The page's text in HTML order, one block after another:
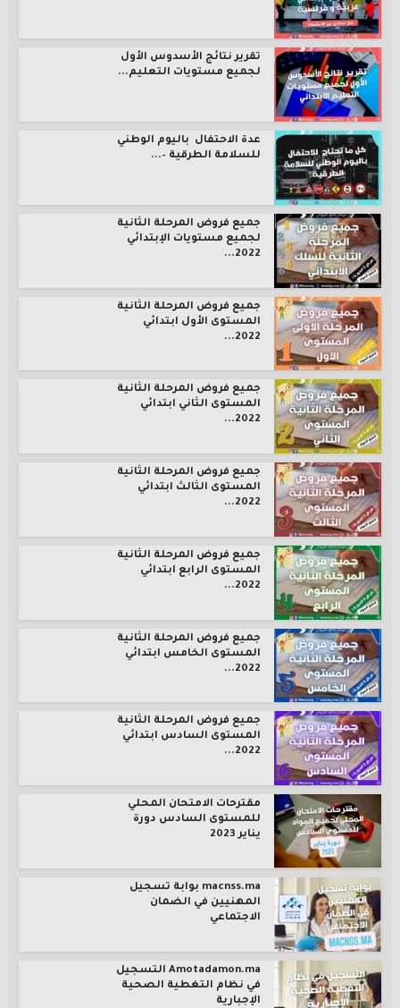
تقرير نتائج الأسدوس الأول
لجميع مستويات التعليم...
عدة الاحتفال باليوم الوطني
للسلامة الطرقية –...
جميع فروض المرحلة الثانية
لجميع مستويات الإبتدائي
2022...
جميع فروض المرحلة الثانية
المستوى الأول ابتدائي
2022...
جميع فروض المرحلة الثانية
المستوى الثاني ابتدائي
2022...
جميع فروض المرحلة الثانية
المستوى الثالث ابتدائي
2022...
جميع فروض المرحلة الثانية
المستوى الرابع ابتدائي
2022...
جميع فروض المرحلة الثانية
المستوى الخامس ابتدائي
2022...
جميع فروض المرحلة الثانية
المستوى السادس ابتدائي
2022...
مقترحات الامتحان المحلي
للمستوى السادس دورة
يناير 2023
macnss.ma بوابة تسجيل
المهنيين في الضمان
الاجتماعي
Amotadamon.ma التسجيل
في نظام التغطية الصحية
الإجبارية